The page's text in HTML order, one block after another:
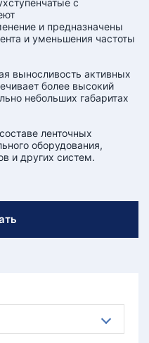
с
и предназначены
и уменьшения частоты
выносливость активных
более высокий
небольших габаритах
ленточных
оборудования,
и других систем.